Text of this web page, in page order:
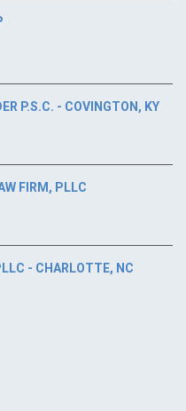
P.S.C. - COVINGTON, KY
FIRM, PLLC
- CHARLOTTE, NC